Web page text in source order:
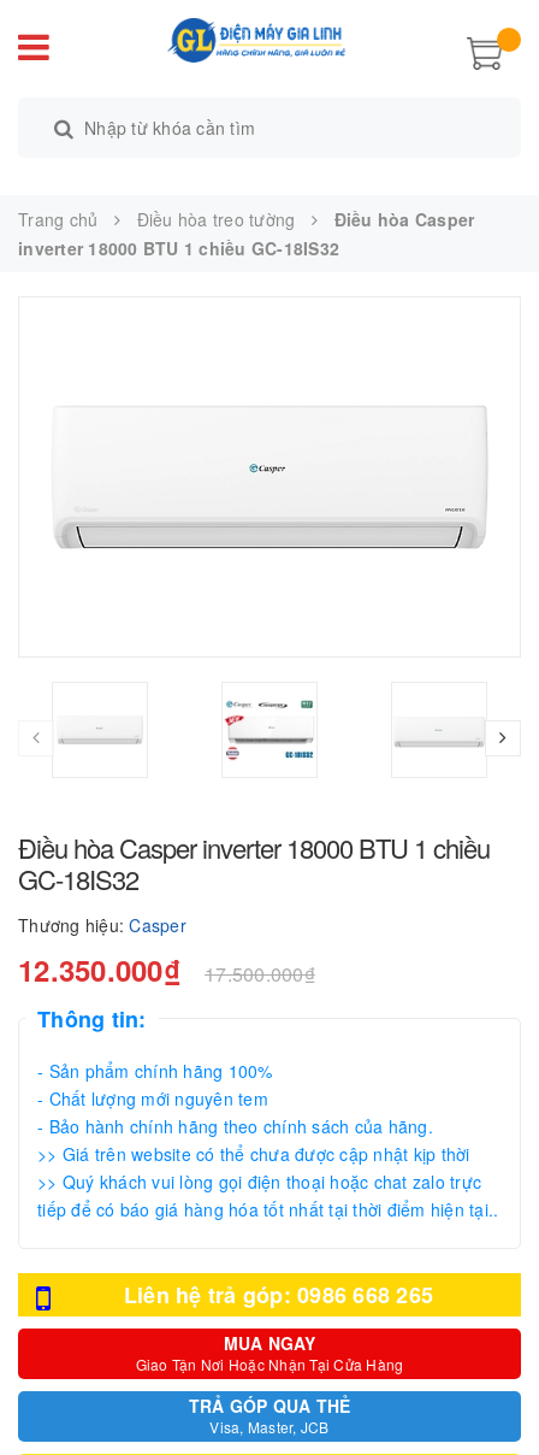
Trang chủ Điều hòa treo tường
Điều hòa Casper
inverter 18000 BTU 1 chiều GC-18IS32
Điều hòa Casper inverter 18000 BTU 1 chiều
GC-18IS32
Thương hiệu: Casper
12.350.000₫ 17.500.000₫
Thông tin:
- Sản phẩm chính hãng 100%
- Chất lượng mới nguyên tem
- Bảo hành chính hãng theo chính sách của hãng.
>> Giá trên website có thể chưa được cập nhật kịp thời
>> Quý khách vui lòng gọi điện thoại hoặc chat zalo trực
tiếp để có báo giá hàng hóa tốt nhất tại thời điểm hiện tại..
Liên hệ trả góp: 0986 668 265
MUA NGAY
Giao Tận Nơi Hoặc Nhận Tại Cửa Hàng
TRẢ GÓP QUA THẺ
Visa, Master, JCB